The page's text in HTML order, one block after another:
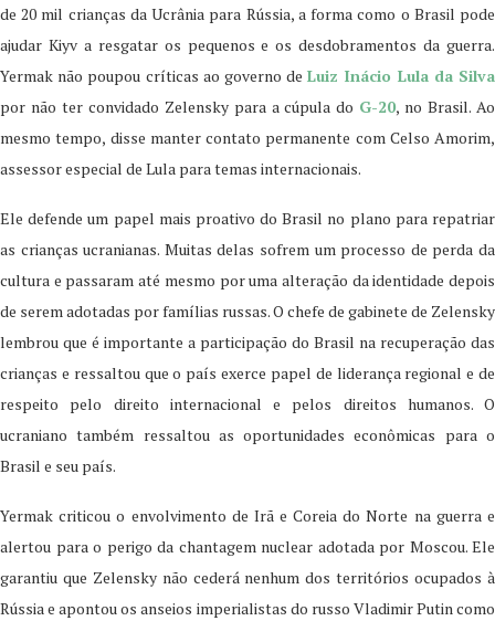
de 20 mil crianças da Ucrânia para Rússia, a forma como o Brasil pode
ajudar Kiyv a resgatar os pequenos e os desdobramentos da guerra.
Yermak não poupou críticas ao governo deLuiz Inácio Lula da Silva
por não ter convidado Zelensky para a cúpula do G-20, no Brasil. Ao
mesmo tempo, disse manter contato permanente com Celso Amorim,
assessor especial de Lula para temas internacionais.
Ele defende um papel mais proativo do Brasil no plano para repatriar
as crianças ucranianas. Muitas delas sofrem um processo de perda da
cultura e passaram até mesmo por uma alteração da identidade depois
de serem adotadas por famílias russas. O chefe de gabinete de Zelensky
lembrou que é importante a participação do Brasil na recuperação das
crianças e ressaltou que o país exerce papel de liderança regional e de
respeito pelo direito internacional e pelos direitos humanos. O
ucraniano também ressaltou as oportunidades econômicas para o
Brasil e seu país.
Yermak criticou o envolvimento de Irã e Coreia do Norte na guerra e
alertou para o perigo da chantagem nuclear adotada por Moscou. Ele
garantiu que Zelensky não cederá nenhum dos territórios ocupados à
Rússia e apontou os anseios imperialistas do russo Vladimir Putin como